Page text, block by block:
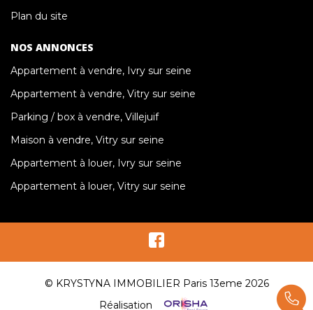
Plan du site
NOS ANNONCES
Appartement à vendre, Ivry sur seine
Appartement à vendre, Vitry sur seine
Parking / box à vendre, Villejuif
Maison à vendre, Vitry sur seine
Appartement à louer, Ivry sur seine
Appartement à louer, Vitry sur seine
© KRYSTYNA IMMOBILIER Paris 13eme 2026
Réalisation